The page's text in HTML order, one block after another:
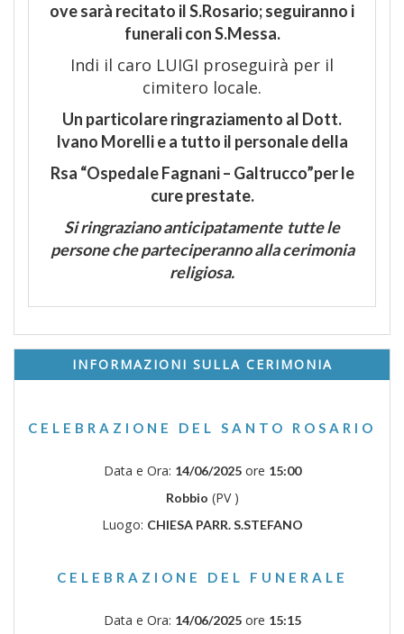
ove sarà recitato ilS.Rosario; seguiranno i
funerali con S.Messa.
Indi il caro LUIGI proseguirà per il
cimitero locale.
Un particolare ringraziamento al Dott.
Ivano Morelli e a tutto il personale della
Rsa “Ospedale Fagnani – Galtrucco”per le
cure prestate.
Si ringraziano anticipatamente tutte le
persone che parteciperanno alla cerimonia
religiosa.
INFORMAZIONI SULLA CERIMONIA
CELEBRAZIONE DEL SANTO ROSARIO
Data e Ora: 14/06/2025ore 15:00
Robbio (PV )
Luogo: CHIESA PARR. S.STEFANO
CELEBRAZIONE DEL FUNERALE
Data e Ora: 14/06/2025ore 15:15